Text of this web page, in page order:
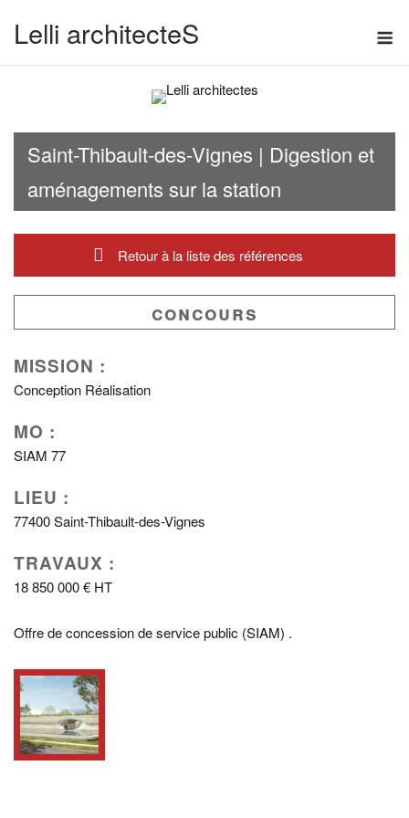
Lelli architecteS
Saint-Thibault-des-Vignes | Digestion et
aménagements sur la station
Retour à la liste des références
CONCOURS
MISSION :
Conception Réalisation
MO :
SIAM 77
LIEU :
77400 Saint-Thibault-des-Vignes
TRAVAUX :
18 850 000 € HT
Offre de concession de service public (SIAM) .